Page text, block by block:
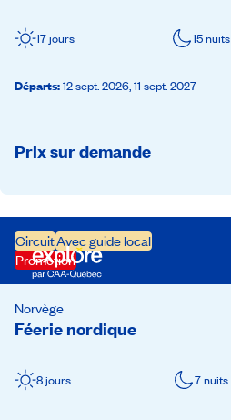
17 jours 15 nuits
Départs:12 sept. 2026,11 sept. 2027
Prix sur demande
CircuitAvec guide local
Promotion
Féerie nordique
Norvège
8 jours 7 nuits